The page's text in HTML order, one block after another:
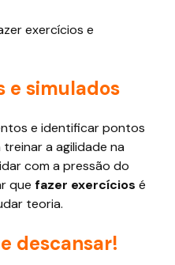
exercícios e
e simulados
e identificar pontos
a agilidade na
com a pressão do
quefazer exercícios é
teoria.
descansar!